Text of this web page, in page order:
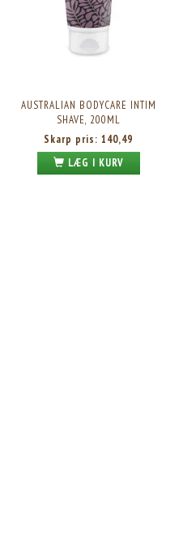
AUSTRALIAN BODYCARE INTIM
SHAVE, 200ML
Skarp pris: 140,49
LÆG I KURV